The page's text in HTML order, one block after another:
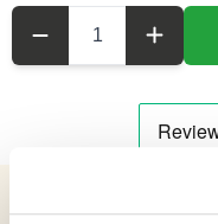
Details over het